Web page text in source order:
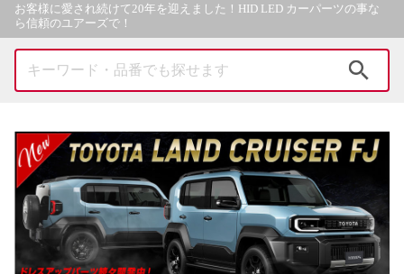
お客様に愛され続けて20年を迎えました！HID LED カーパーツの事な
ら信頼のユアーズで！